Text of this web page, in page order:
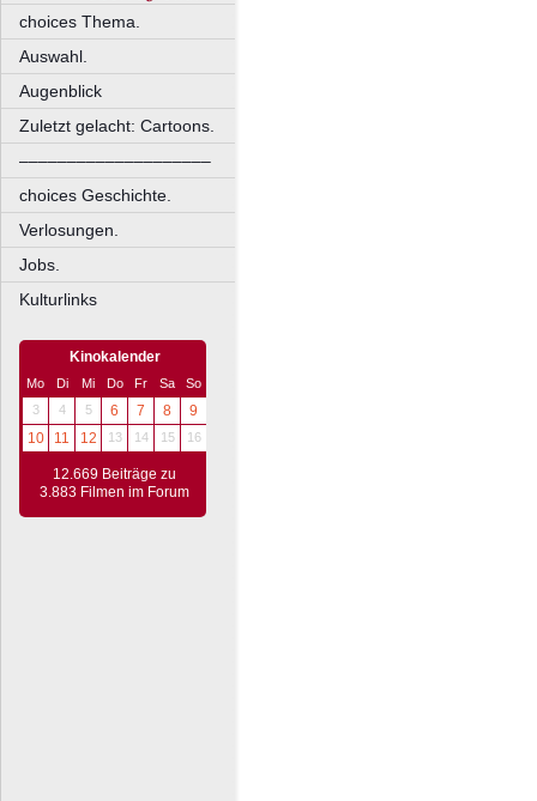
choices Thema.
Auswahl.
Augenblick
Zuletzt gelacht: Cartoons.
––––––––––––––––––––
choices Geschichte.
Verlosungen.
Jobs.
Kulturlinks
Kinokalender
Mo Di Mi Do Fr Sa
So
3
4 5 6 7 8
9
10
11 12 13 14 15 16
12.669 Beiträge zu
3.883 Filmen im Forum